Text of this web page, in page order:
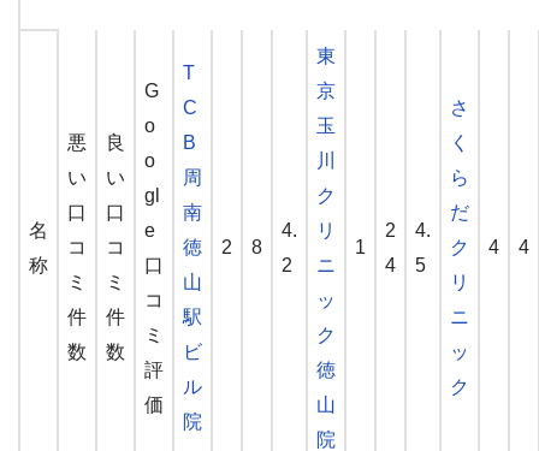
名
称
悪
い
口
コ
ミ
件
数
良
い
口
コ
ミ
件
数
G
o
o
gl
e
口
コ
ミ
評
価
T
C
B
周
南
徳
山
駅
ビ
ル
院
2 8
4.
2
東
京
玉
川
ク
リ
ニ
ッ
ク
徳
山
院
1
2
4
4.
5
さ
く
ら
だ
ク
リ
ニ
ッ
ク
4 4